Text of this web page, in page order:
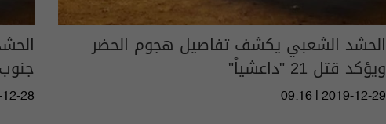
الحشد الشعبي يكشف تفاصيل هجوم الحضر
ويؤكد قتل 21 "داعشياً"
09:16 | 2019-12-29
28